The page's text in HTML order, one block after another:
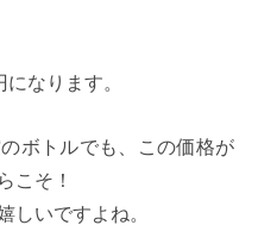
なります。
ボトルでも、この価格が
こそ！
いですよね。